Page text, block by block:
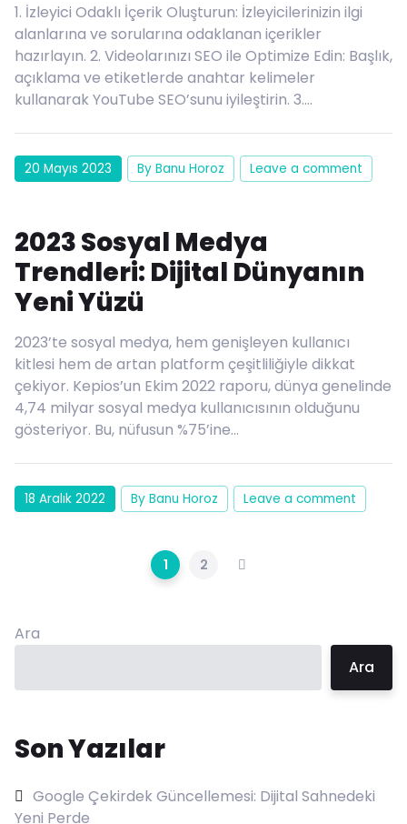
1. İzleyici Odaklı İçerik Oluşturun: İzleyicilerinizin ilgi
alanlarına ve sorularına odaklanan içerikler
hazırlayın. 2. Videolarınızı SEO ile Optimize Edin: Başlık,
açıklama ve etiketlerde anahtar kelimeler
kullanarak YouTube SEO’sunu iyileştirin. 3….
20 Mayıs 2023 By Banu Horoz Leave a comment
2023 Sosyal Medya
Trendleri: Dijital Dünyanın
Yeni Yüzü
2023’te sosyal medya, hem genişleyen kullanıcı
kitlesi hem de artan platform çeşitliliğiyle dikkat
çekiyor. Kepios’un Ekim 2022 raporu, dünya genelinde
4,74 milyar sosyal medya kullanıcısının olduğunu
gösteriyor. Bu, nüfusun %75’ine…
18 Aralık 2022 By Banu Horoz Leave a comment
1 2
Ara
Ara
Son Yazılar
Google Çekirdek Güncellemesi: Dijital Sahnedeki
Yeni Perde